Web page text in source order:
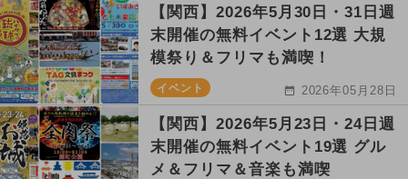
【関西】2026年5月30日・31日週
末開催の無料イベント12選 大規
模祭り＆フリマも満喫！
イベント 2026年05月28日
【関西】2026年5月23日・24日週
末開催の無料イベント19選 グル
メ＆フリマ＆音楽も満喫